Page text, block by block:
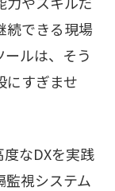
続できる現場
ルは、そう
にすぎませ
なDXを実践
視システム